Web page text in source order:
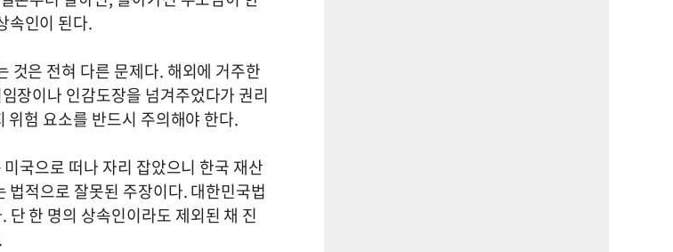
속인이 된다.
것은 전혀 다른 문제다. 해외에 거주한
장이나 인감도장을 넘겨주었다가 권리
위험 요소를 반드시 주의해야 한다.
국으로 떠나 자리 잡았으니 한국 재산
법적으로 잘못된 주장이다. 대한민국법
한 명의 상속인이라도 제외된 채 진